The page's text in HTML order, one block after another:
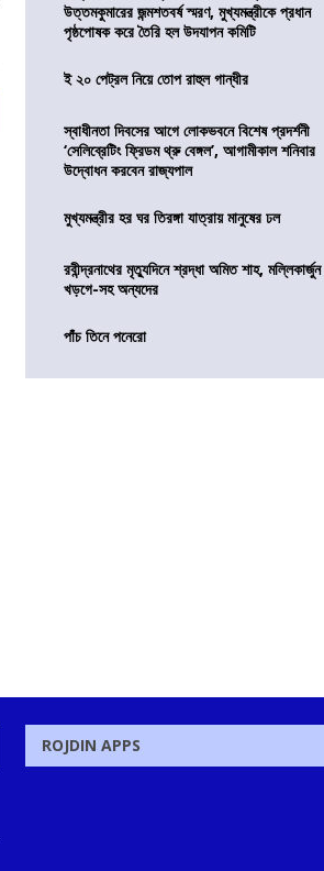
উত্তমকুমারের জন্মশতবর্ষ স্মরণ, মুখ্যমন্ত্রীকে প্রধান
পৃষ্ঠপোষক করে তৈরি হল উদযাপন কমিটি
ই ২০ পেট্রল নিয়ে তোপ রাহুল গান্ধীর
স্বাধীনতা দিবসের আগে লোকভবনে বিশেষ প্রদর্শনী
‘সেলিব্রেটিং ফ্রিডম থ্রু বেঙ্গল’, আগামীকাল শনিবার
উদ্বোধন করবেন রাজ্যপাল
মুখ্যমন্ত্রীর হর ঘর তিরঙ্গা যাত্রায় মানুষের ঢল
রবীন্দ্রনাথের মৃত্যুদিনে শ্রদ্ধা অমিত শাহ, মল্লিকার্জুন
খড়গে-সহ অন্যদের
পাঁচ তিনে পনেরো
ROJDIN APPS